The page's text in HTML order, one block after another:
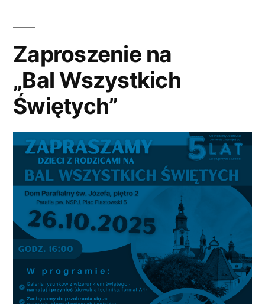
Zaproszenie na
„Bal Wszystkich
Świętych”